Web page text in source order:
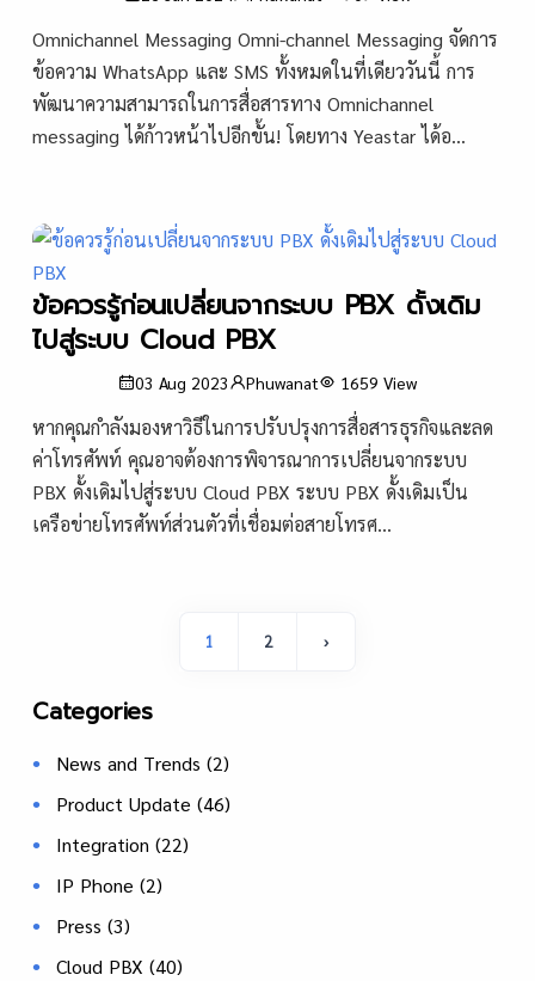
Omnichannel Messaging Omni-channel Messaging จัดการ
ข้อความ WhatsApp และ SMS ทั้งหมดในที่เดียววันนี้ การ
พัฒนาความสามารถในการสื่อสารทาง Omnichannel
messaging ได้ก้าวหน้าไปอีกขั้น! โดยทาง Yeastar ได้อ...
ข้อควรรู้ก่อนเปลี่ยนจากระบบ PBX ดั้งเดิม
ไปสู่ระบบ Cloud PBX
03 Aug 2023 Phuwanat 1659 View
หากคุณกำลังมองหาวิธีในการปรับปรุงการสื่อสารธุรกิจและลด
ค่าโทรศัพท์ คุณอาจต้องการพิจารณาการเปลี่ยนจากระบบ
PBX ดั้งเดิมไปสู่ระบบ Cloud PBX ระบบ PBX ดั้งเดิมเป็น
เครือข่ายโทรศัพท์ส่วนตัวที่เชื่อมต่อสายโทรศ...
1 2 ›
Categories
News and Trends (2)
Product Update (46)
Integration (22)
IP Phone (2)
Press (3)
Cloud PBX (40)